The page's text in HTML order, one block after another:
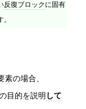
反復ブロックに固有
素の場合、
目的を説明 して